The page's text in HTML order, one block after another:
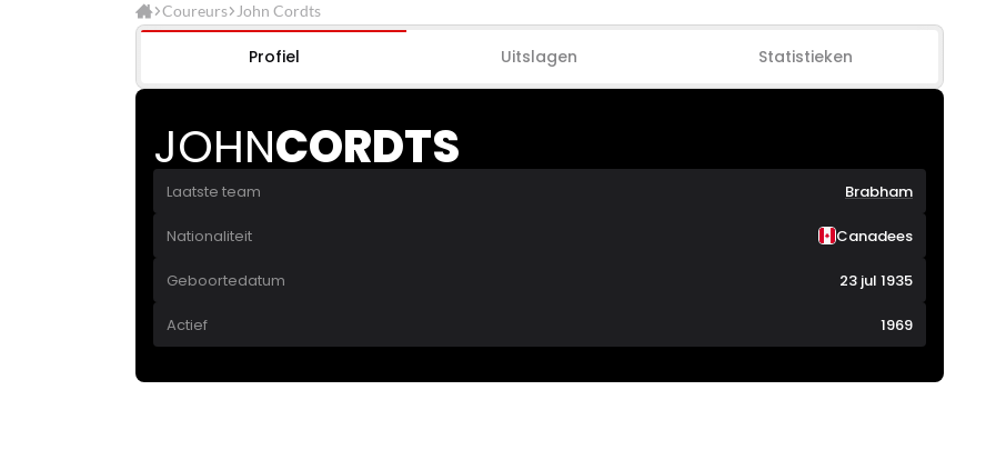
Coureurs John Cordts
Profiel Uitslagen Statistieken
JOHNCORDTS
Laatste team Brabham
Nationaliteit Canadees
Geboortedatum 23 jul 1935
Actief 1969